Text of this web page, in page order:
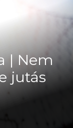
| Nem
jutás